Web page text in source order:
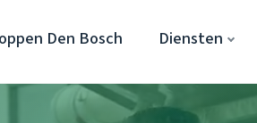
Den Bosch Diensten